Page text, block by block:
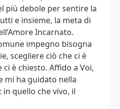
più debole per sentire la
e insieme, la meta di
Incarnato.
impegno bisogna
scegliere ciò che ci è
è chiesto. Affido a Voi,
mi ha guidato nella
quello che vivo, il